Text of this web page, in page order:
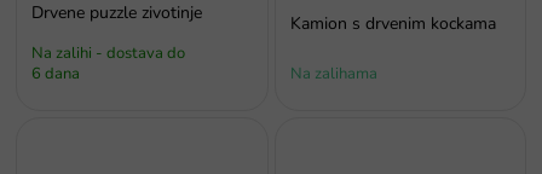
Drvene puzzle zivotinje
Na zalihi - dostava do
6 dana
Kamion s drvenim kockama
Na zalihama